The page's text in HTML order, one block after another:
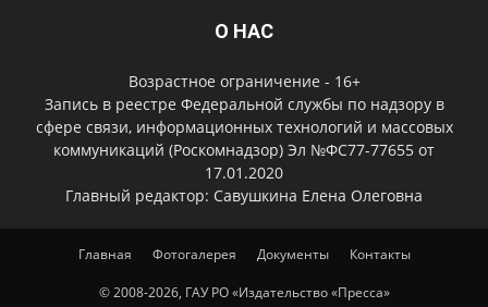
О НАС
Возрастное ограничение - 16+
Запись в реестре Федеральной службы по надзору в
сфере связи, информационных технологий и массовых
коммуникаций (Роскомнадзор) Эл №ФС77-77655 от
17.01.2020
Главный редактор: Савушкина Елена Олеговна
Главная Фотогалерея Документы Контакты
© 2008-2026, ГАУ РО «Издательство «Пресса»